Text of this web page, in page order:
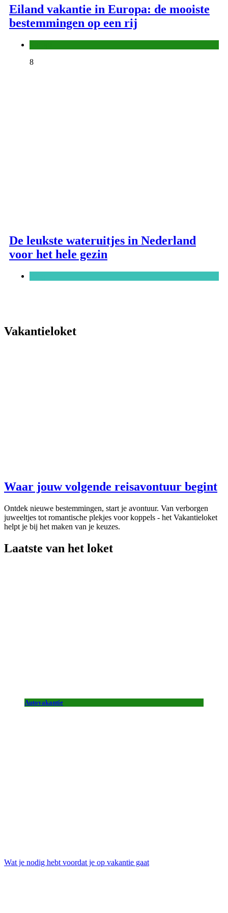
Eiland vakantie in Europa: de mooiste
bestemmingen op een rij
8
De leukste wateruitjes in Nederland
voor het hele gezin
Vakantieloket
Waar jouw volgende reisavontuur begint
Ontdek nieuwe bestemmingen, start je avontuur. Van verborgen
juweeltjes tot romantische plekjes voor koppels - het Vakantieloket
helpt je bij het maken van je keuzes.
Laatste van het loket
Autovakantie
Wat je nodig hebt voordat je op vakantie gaat